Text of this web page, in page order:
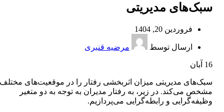
سبک‌های مدیریتی
فروردین 20, 1404
ارسال توسط مرضیه قنبری
16 آبان
سبک‌های مدیریتی میزان اثربخشی رفتار را در موقعیت‌های مختلف
مشخص می‌کند. در زیر، به رفتار مدیران به توجه به دو متغیر
وظیفه‌گرایی و رابطه‌گرایی می‌پردازیم.